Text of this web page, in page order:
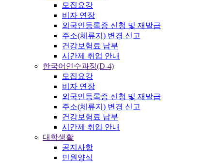
모집요강
비자 연장
외국인등록증 신청 및 재발급
주소(체류지) 변경 신고
건강보험료 납부
시간제 취업 안내
한국어연수과정(D-4)
모집요강
비자 연장
외국인등록증 신청 및 재발급
주소(체류지) 변경 신고
건강보험료 납부
시간제 취업 안내
대학생활
공지사항
민원양식